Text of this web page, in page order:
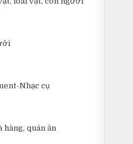
Nhạc cụ
hàng, quán ăn